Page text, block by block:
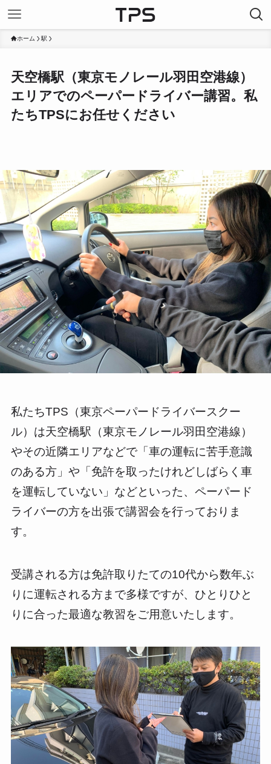
ホーム 駅
天空橋駅（東京モノレール羽田空港線）
エリアでのペーパードライバー講習。私
たちTPSにお任せください
私たちTPS（東京ペーパードライバースクー
ル）は天空橋駅（東京モノレール羽田空港線）
やその近隣エリアなどで「車の運転に苦手意識
のある方」や「免許を取ったけれどしばらく車
を運転していない」などといった、ペーパード
ライバーの方を出張で講習会を行っておりま
す。
受講される方は免許取りたての10代から数年ぶ
りに運転される方まで多様ですが、ひとりひと
りに合った最適な教習をご用意いたします。